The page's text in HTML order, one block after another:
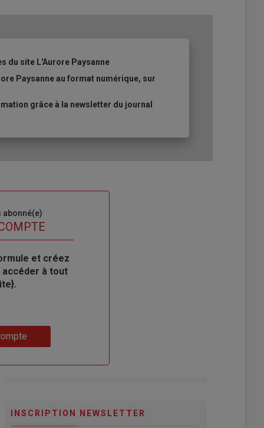
du site L'Aurore Paysanne
Paysanne au format numérique, sur
grâce à la newsletter du journal
abonné(e)
et créez
à tout
INSCRIPTION NEWSLETTER